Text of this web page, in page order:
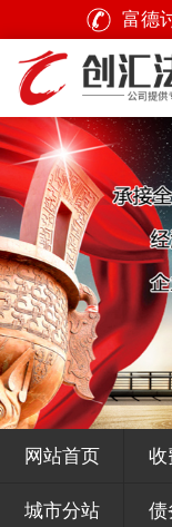
富德
网站首页 收
城市分站 债